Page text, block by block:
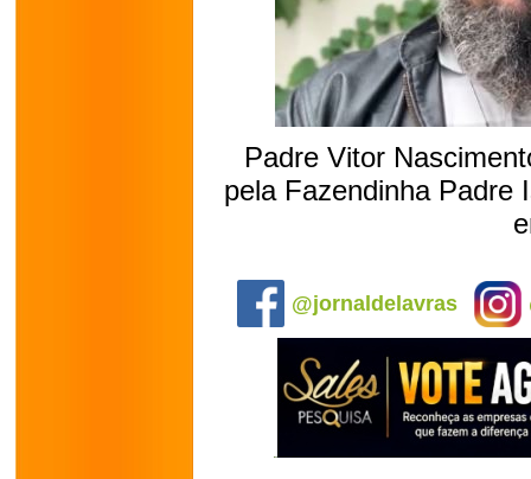
Padre Vitor
pela Fazendinha Padre
@jornaldelavras